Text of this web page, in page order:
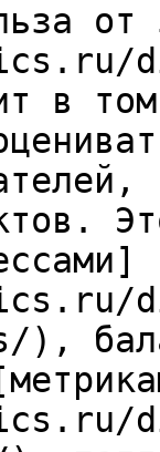
в
),